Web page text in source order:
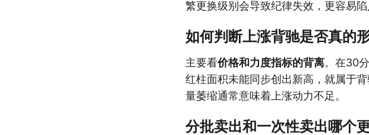
繁更换级别会导致纪律失效，更容易
如何判断上涨背驰是否真的
主要看价格和力度指标的背离。在30
红柱面积未能同步创出新高，就属于背
量萎缩通常意味着上涨动力不足。
分批卖出和一次性卖出哪个